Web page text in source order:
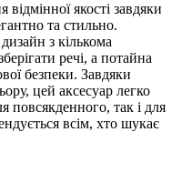
якості завдяки
та стильно.
з кількома
речі, а потайна
безпеки. Завдяки
цей аксесуар легко
повсякденного, так і для
всім, хто шукає